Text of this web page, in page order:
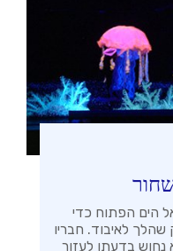
הים הפתוח כדי
שהלך לאיבוד. חבריו
נחוש בדעתו לעזור